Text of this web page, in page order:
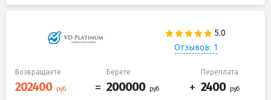
Отзывов: 1
Возвращаете Берете Переплата